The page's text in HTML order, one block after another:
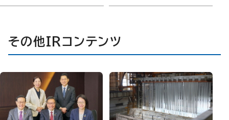
その他IRコンテンツ